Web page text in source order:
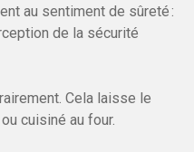
au sentiment de sûreté :
de la sécurité
Cela laisse le
cuisiné au four.